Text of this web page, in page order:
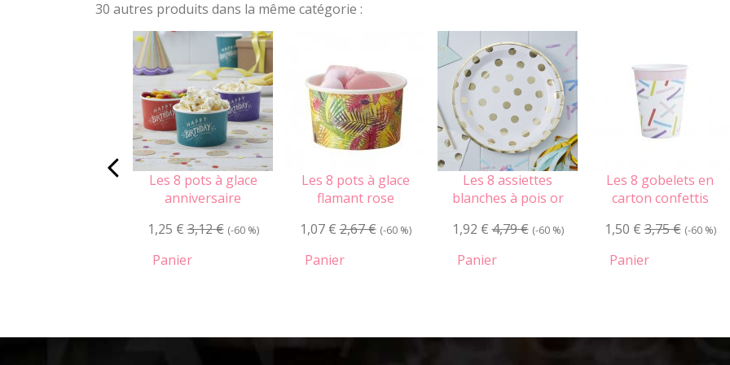
30 autres produits dans la même catégorie :
Les 8 pots à glace
anniversaire
1,25 € 3,12 € (-60 %)
Panier
Les 8 pots à glace
flamant rose
1,07 € 2,67 € (-60 %)
Panier
Les 8 assiettes
blanches à pois or
1,92 € 4,79 € (-60 %)
Panier
Les 8 gobelets en
carton confettis
1,50 € 3,75 € (-60 %)
Panier